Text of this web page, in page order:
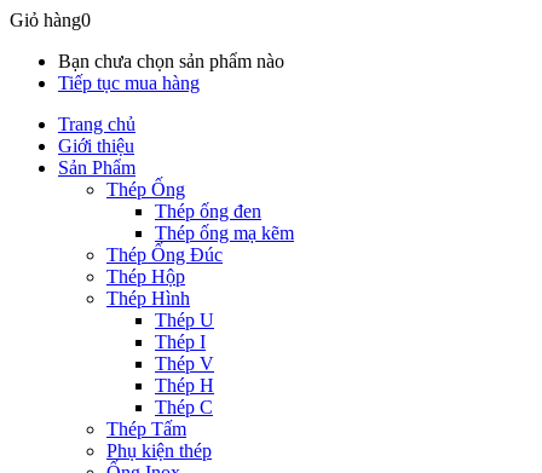
Giỏ hàng0
Bạn chưa chọn sản phẩm nào
Tiếp tục mua hàng
Trang chủ
Giới thiệu
Sản Phẩm
Thép Ống
Thép ống đen
Thép ống mạ kẽm
Thép Ống Đúc
Thép Hộp
Thép Hình
Thép U
Thép I
Thép V
Thép H
Thép C
Thép Tấm
Phụ kiện thép